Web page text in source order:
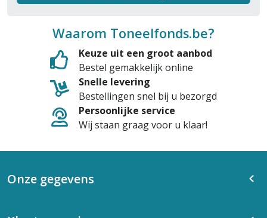
Waarom Toneelfonds.be?
Keuze uit een groot aanbod
Bestel gemakkelijk online
Snelle levering
Bestellingen snel bij u bezorgd
Persoonlijke service
Wij staan graag voor u klaar!
Onze gegevens